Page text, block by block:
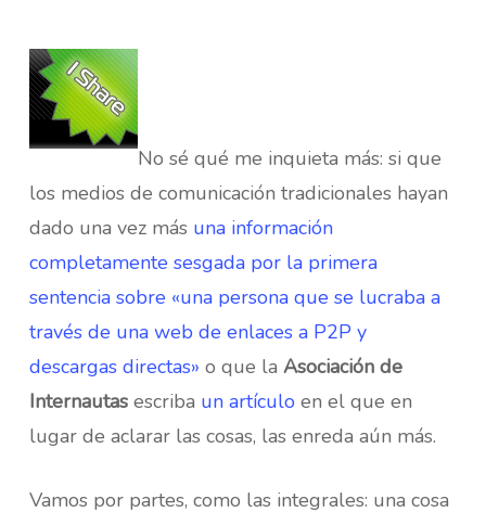
No sé qué me inquieta más: si que
los medios de comunicación tradicionales hayan
dado una vez más una información
completamente sesgada por la primera
sentencia sobre «una persona que se lucraba a
través de una web de enlaces a P2P y
descargas directas» o que la Asociación de
Internautasescriba un artículoen el que en
lugar de aclarar las cosas, las enreda aún más.
Vamos por partes, como las integrales: una cosa